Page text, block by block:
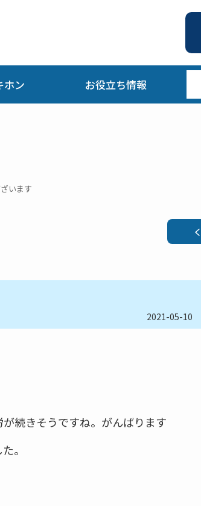
ホン お役立ち情報
います
2021-05-10
続きそうですね。がんばります
。